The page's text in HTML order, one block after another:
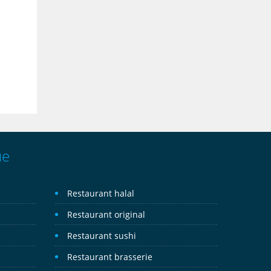
Restaurant halal
Restaurant original
Restaurant sushi
Restaurant brasserie